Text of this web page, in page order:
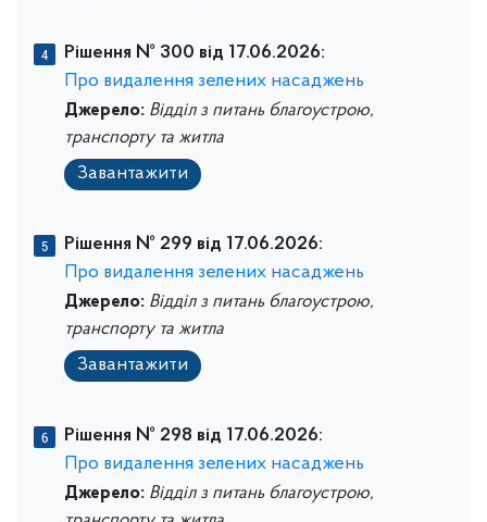
Рішення № 300 від 17.06.2026:
Про видалення зелених насаджень
Джерело: Відділ з питань благоустрою,
транспорту та житла
Завантажити
Рішення № 299 від 17.06.2026:
Про видалення зелених насаджень
Джерело: Відділ з питань благоустрою,
транспорту та житла
Завантажити
Рішення № 298 від 17.06.2026:
Про видалення зелених насаджень
Джерело: Відділ з питань благоустрою,